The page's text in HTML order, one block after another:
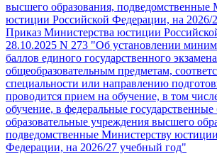
высшего образования, подведомственные
юстиции Российской Федерации, на 2026/
Приказ Министерства юстиции
28.10.2025 N 273 "Об установлении
баллов единого государственного
общеобразовательным предметам,
специальности или направлению
проводится прием на обучение, в том
обучение, в федеральные
образовательные учреждения высшего
подведомственные Министерству
Федерации, на 2026/27 учебный год"